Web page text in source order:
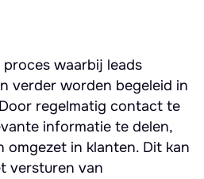
waarbij leads
verder worden begeleid in
regelmatig contact te
informatie te delen,
omgezet in klanten. Dit kan
versturen van